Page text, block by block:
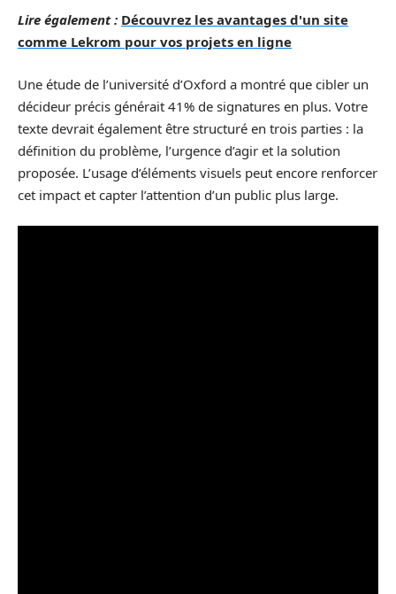
Lire également : Découvrez les avantages d'un site
comme Lekrom pour vos projets en ligne
Une étude de l’université d’Oxford a montré que cibler un
décideur précis générait 41% de signatures en plus. Votre
texte devrait également être structuré en trois parties : la
définition du problème, l’urgence d’agir et la solution
proposée. L’usage d’éléments visuels peut encore renforcer
cet impact et capter l’attention d’un public plus large.